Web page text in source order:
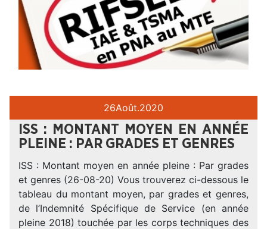
26Août.2020
ISS : MONTANT MOYEN EN ANNÉE
PLEINE : PAR GRADES ET GENRES
ISS : Montant moyen en année pleine : Par grades
et genres (26-08-20) Vous trouverez ci-dessous le
tableau du montant moyen, par grades et genres,
de l’Indemnité Spécifique de Service (en année
pleine 2018) touchée par les corps techniques des